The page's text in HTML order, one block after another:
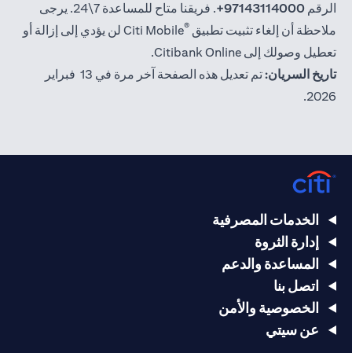
الرقم 97143114000+
. فريقنا متاح للمساعدة 7\24. يرجى
ملاحظة أن إلغاء تثبيت تطبيق ®
Citi Mobile لن يؤدي إلى إزالة أو
تعطيل وصولك إلى Citibank Online.
تاريخ السريان:
تم تعديل هذه الصفحة آخر مرة في 13 فبراير
2026.
الخدمات المصرفية
إدارة الثروة
المساعدة والدعم
اتصل بنا
الخصوصية والأمن
عن سيتي